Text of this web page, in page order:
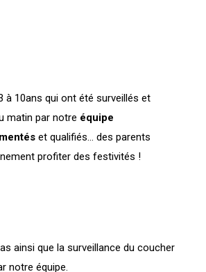
à 10ans qui ont été surveillés et
matin par notre équipe
et qualifiés… des parents
profiter des festivités !
ainsi que la surveillance du coucher
notre équipe.